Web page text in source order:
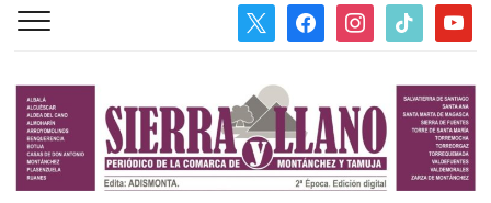
facebookinstagram
tiktok